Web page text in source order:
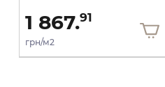
1 867.91
грн/м2